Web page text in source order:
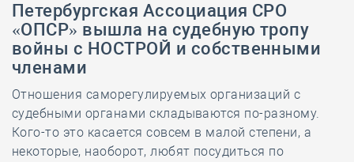
Петербургская Ассоциация СРО
«ОПСР» вышла на судебную тропу
войны с НОСТРОЙ и собственными
членами
Отношения саморегулируемых организаций с
судебными органами складываются по-разному.
Кого-то это касается совсем в малой степени, а
некоторые, наоборот, любят посудиться по